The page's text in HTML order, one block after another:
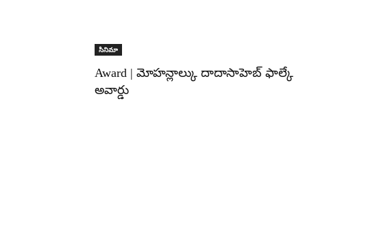
సినిమా
Award | మోహన్లాల్కు దాదాసాహెబ్ ఫాల్కే
అవార్డు